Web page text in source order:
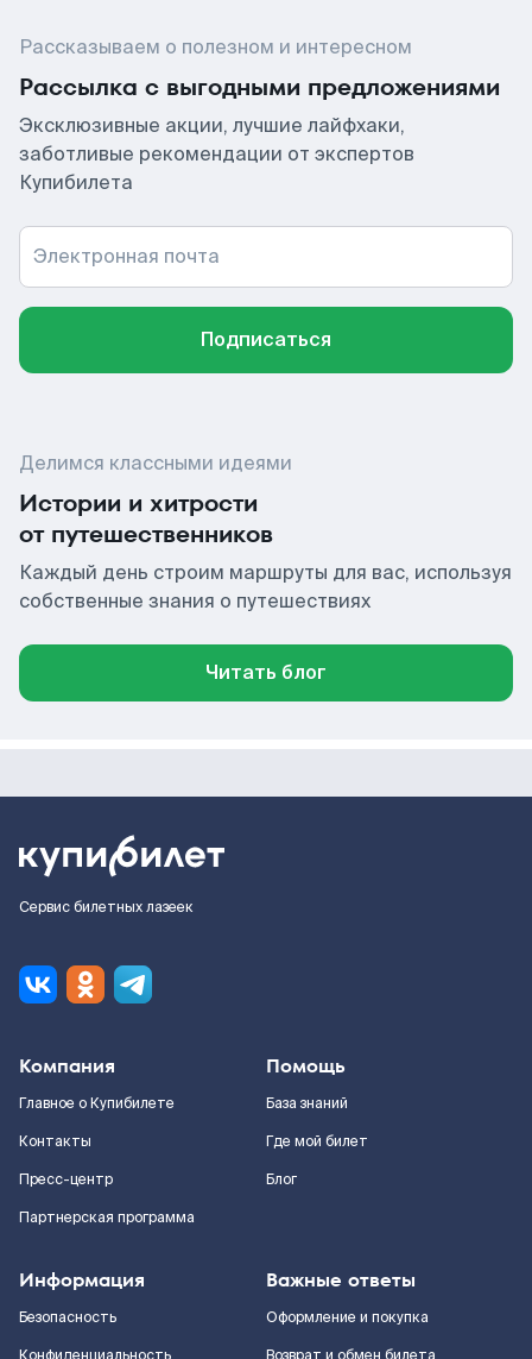
Рассказываем о полезном и интересном
Рассылка с выгодными предложениями
Эксклюзивные акции, лучшие лайфхаки,
заботливые рекомендации от экспертов
Купибилета
Электронная почта
Подписаться
Делимся классными идеями
Истории и хитрости
от путешественников
Каждый день строим маршруты для вас, используя
собственные знания о путешествиях
Читать блог
Сервис билетных лазеек
Компания
Главное о Купибилете
Контакты
Пресс-центр
Партнерская программа
Помощь
База знаний
Где мой билет
Блог
Информация
Безопасность
Важные ответы
Оформление и покупка